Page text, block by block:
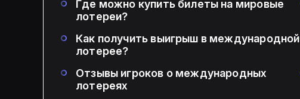
Где можно купить билеты на мировые
лотереи?
Как получить выигрыш в международной
лотерее?
Отзывы игроков о международных
лотереях